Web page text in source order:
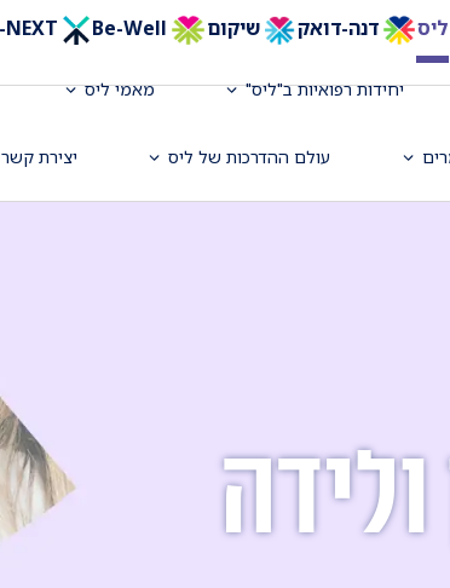
ליס דנה-דואק שיקום Be-Well
I-NEXT
יחידות רפואיות ב"ליס" מאמי ליס
עולם ההדרכות של ליס יצירת קשר
ולידה